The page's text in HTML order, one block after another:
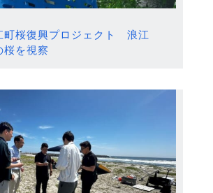
町桜復興プロジェクト 浪江
桜を視察